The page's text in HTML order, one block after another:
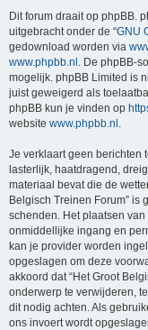
Dit forum draait op phpBB.
uitgebracht onder de “GNU
gedownload worden via
www.phpbb.nl . De phpBB-
mogelijk. phpBB Limited is
juist geweigerd als
phpBB kun je vinden op
website www.phpbb.nl .
Je verklaart geen berichten
lasterlijk, haatdragend,
materiaal bevat die de
Belgisch Treinen Forum” is
schenden. Het plaatsen
onmiddellijke ingang en
kan je provider worden
opgeslagen om deze
akkoord dat “Het Groot
onderwerp te verwijderen,
dit nodig achten. Als
ons invoert wordt